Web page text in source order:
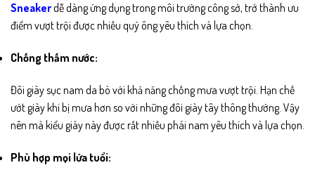
Sneakerdễ dàng ứng dụng trong môi trường công sở, trở thành ưu
điểm vượt trội được nhiều quý ông yêu thích và lựa chọn.
Chống thấm nước:
Đôi giày sục nam da bò với khả năng chống mưa vượt trội. Hạn chế
ướt giày khi bị mưa hơn so với những đôi giày tây thông thường. Vậy
nên mà kiểu giày này được rất nhiều phái nam yêu thích và lựa chọn.
Phù hợp mọi lứa tuổi: